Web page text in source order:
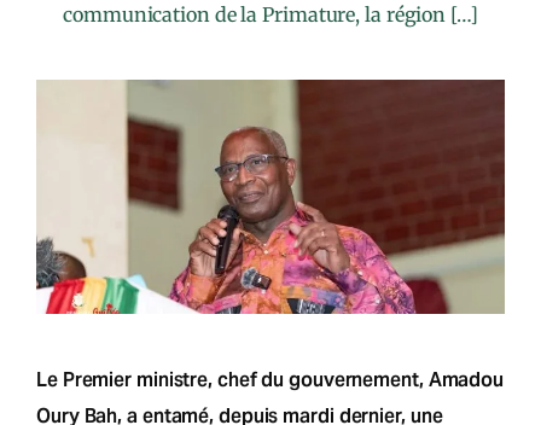
communication de la Primature, la région […]
Le Premier ministre, chef du gouvernement, Amadou
Oury Bah, a entamé, depuis mardi dernier, une